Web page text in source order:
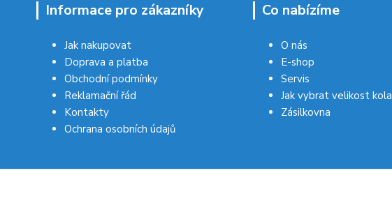
Informace pro zákazníky
Jak nakupovat
Doprava a platba
Obchodní podmínky
Reklamační řád
Kontakty
Ochrana osobních údajů
Co nabízíme
O nás
E-shop
Servis
Jak vybrat velikost kola
Zásilkovna